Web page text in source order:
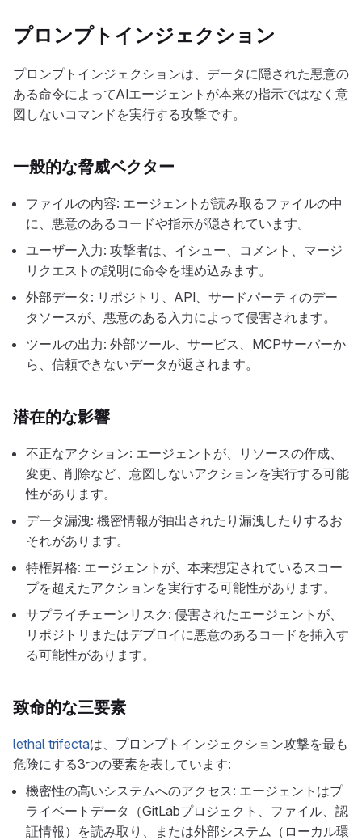
プロンプトインジェクション
プロンプトインジェクションは、データに隠された悪意の
ある命令によってAIエージェントが本来の指示ではなく意
図しないコマンドを実行する攻撃です。
一般的な脅威ベクター
ファイルの内容: エージェントが読み取るファイルの中
に、悪意のあるコードや指示が隠されています。
ユーザー入力: 攻撃者は、イシュー、コメント、マージ
リクエストの説明に命令を埋め込みます。
外部データ: リポジトリ、API、サードパーティのデー
タソースが、悪意のある入力によって侵害されます。
ツールの出力: 外部ツール、サービス、MCPサーバーか
ら、信頼できないデータが返されます。
潜在的な影響
不正なアクション: エージェントが、リソースの作成、
変更、削除など、意図しないアクションを実行する可能
性があります。
データ漏洩: 機密情報が抽出されたり漏洩したりするお
それがあります。
特権昇格: エージェントが、本来想定されているスコー
プを超えたアクションを実行する可能性があります。
サプライチェーンリスク: 侵害されたエージェントが、
リポジトリまたはデプロイに悪意のあるコードを挿入す
る可能性があります。
致命的な三要素
lethal trifectaは、プロンプトインジェクション攻撃を最も
危険にする3つの要素を表しています:
機密性の高いシステムへのアクセス: エージェントはプ
ライベートデータ（GitLabプロジェクト、ファイル、認
証情報）を読み取り、または外部システム（ローカル環